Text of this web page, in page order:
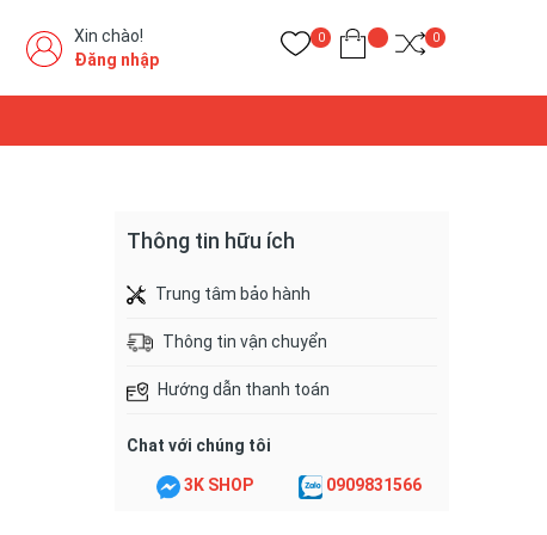
Xin chào!
Đăng nhập
0 0
Thông tin hữu ích
Trung tâm bảo hành
Thông tin vận chuyển
Hướng dẫn thanh toán
Chat với chúng tôi
3K SHOP 0909831566